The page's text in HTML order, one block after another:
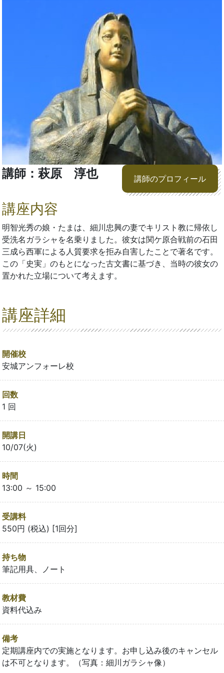
講師：萩原 淳也 講師のプロフィール
講座内容
明智光秀の娘・たまは、細川忠興の妻でキリスト教に帰依し
受洗名ガラシャを名乗りました。彼女は関ケ原合戦前の石田
三成ら西軍による人質要求を拒み自害したことで著名です。
この「史実」のもとになった古文書に基づき、当時の彼女の
置かれた立場について考えます。
講座詳細
開催校
安城アンフォーレ校
回数
1 回
開講日
10/07(火)
時間
13:00 ～ 15:00
受講料
550円 (税込) [1回分]
持ち物
筆記用具、ノート
教材費
資料代込み
備考
定期講座内での実施となります。お申し込み後のキャンセル
は不可となります。（写真：細川ガラシャ像）